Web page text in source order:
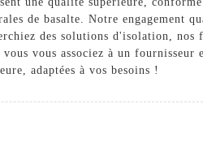
de basalte. Notre engagement
des solutions d'isolation,
vous associez à un
adaptées à vos besoins !